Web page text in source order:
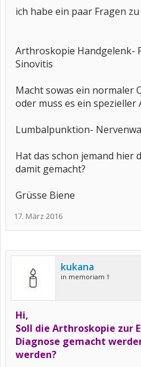
ich habe ein paar Fragen
Arthroskopie Handgelenk-
Sinovitis
Macht sowas ein normaler
oder muss es ein spezieller
Lumbalpunktion-
Hat das schon jemand hier
damit gemacht?
Grüsse Biene
17. März 2016
kukana
in memoriam †
Hi,
Soll die Arthroskopie zur
Diagnose gemacht
werden?